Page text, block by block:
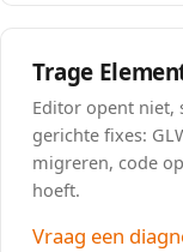
Trage
Editor opent niet,
gerichte fixes:
migreren, code
hoeft.
Vraag een